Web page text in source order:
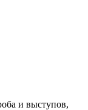
и выступов,